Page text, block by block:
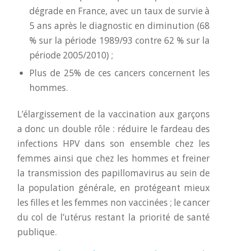
dégrade en France, avec un taux de survie à
5 ans après le diagnostic en diminution (68
% sur la période 1989/93 contre 62 % sur la
période 2005/2010) ;
Plus de 25% de ces cancers concernent les
hommes.
L’élargissement de la vaccination aux garçons
a donc un double rôle : réduire le fardeau des
infections HPV dans son ensemble chez les
femmes ainsi que chez les hommes et freiner
la transmission des papillomavirus au sein de
la population générale, en protégeant mieux
les filles et les femmes non vaccinées ; le cancer
du col de l’utérus restant la priorité de santé
publique.